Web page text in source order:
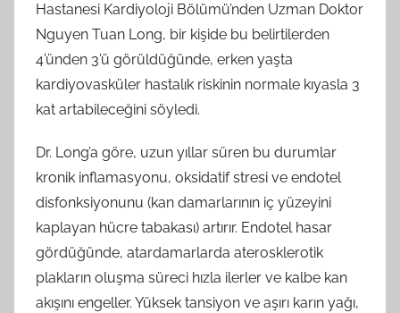
Hastanesi Kardiyoloji Bölümü’nden Uzman Doktor
Nguyen Tuan Long, bir kişide bu belirtilerden
4’ünden 3’ü görüldüğünde, erken yaşta
kardiyovasküler hastalık riskinin normale kıyasla 3
kat artabileceğini söyledi.
Dr. Long’a göre, uzun yıllar süren bu durumlar
kronik inflamasyonu, oksidatif stresi ve endotel
disfonksiyonunu (kan damarlarının iç yüzeyini
kaplayan hücre tabakası) artırır. Endotel hasar
gördüğünde, atardamarlarda aterosklerotik
plakların oluşma süreci hızla ilerler ve kalbe kan
akışını engeller. Yüksek tansiyon ve aşırı karın yağı,